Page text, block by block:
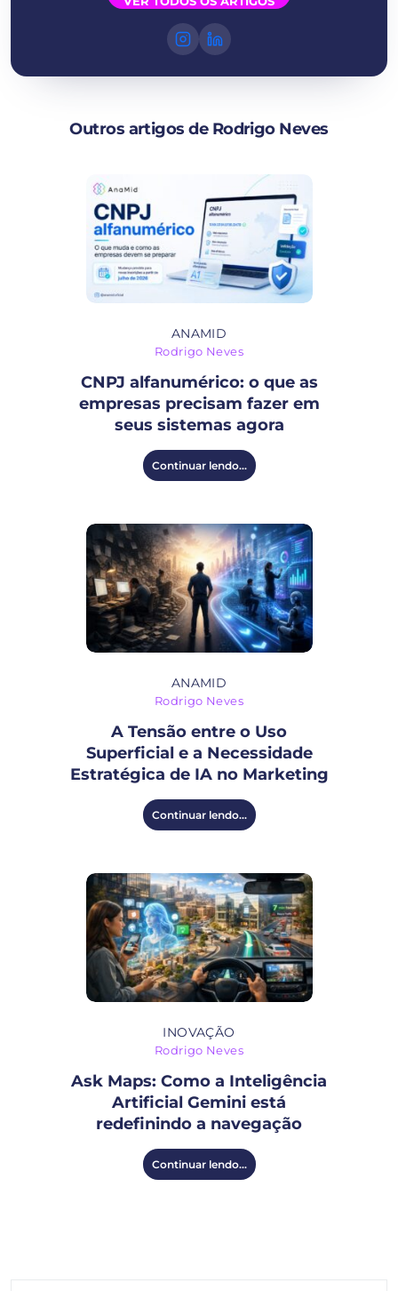
Outros artigos de Rodrigo Neves
ANAMID
Rodrigo Neves
CNPJ alfanumérico: o que as
empresas precisam fazer em
seus sistemas agora
Continuar lendo...
ANAMID
Rodrigo Neves
A Tensão entre o Uso
Superficial e a Necessidade
Estratégica de IA no Marketing
Continuar lendo...
INOVAÇÃO
Rodrigo Neves
Ask Maps: Como a Inteligência
Artificial Gemini está
redefinindo a navegação
Continuar lendo...